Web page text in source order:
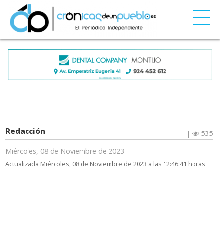
Redacción |
535
Miércoles, 08 de Noviembre de 2023
Actualizada Miércoles, 08 de Noviembre de 2023 a las 12:46:41 horas